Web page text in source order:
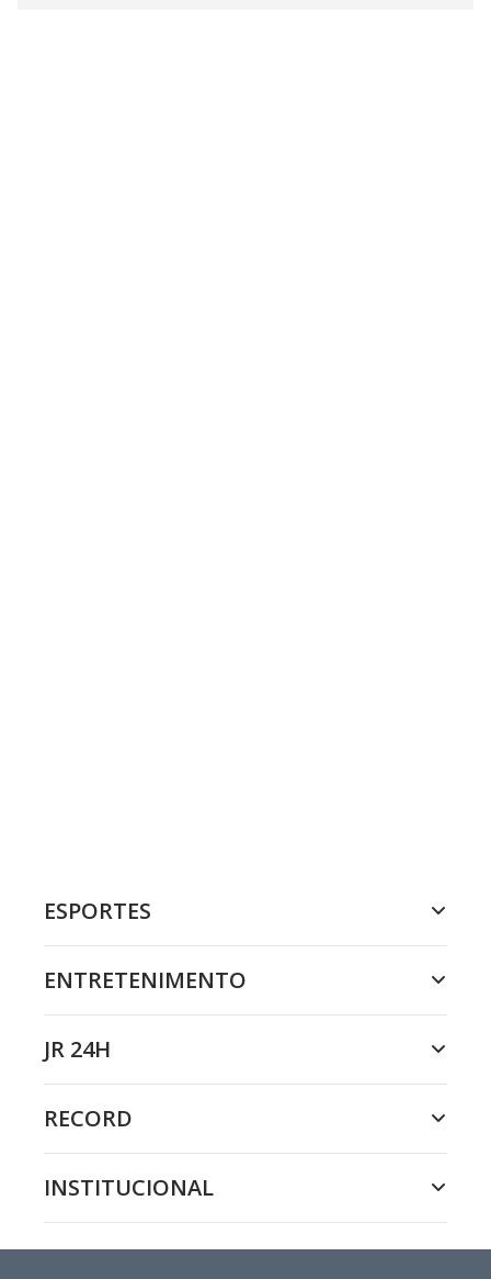
ESPORTES
ENTRETENIMENTO
JR 24H
RECORD
INSTITUCIONAL